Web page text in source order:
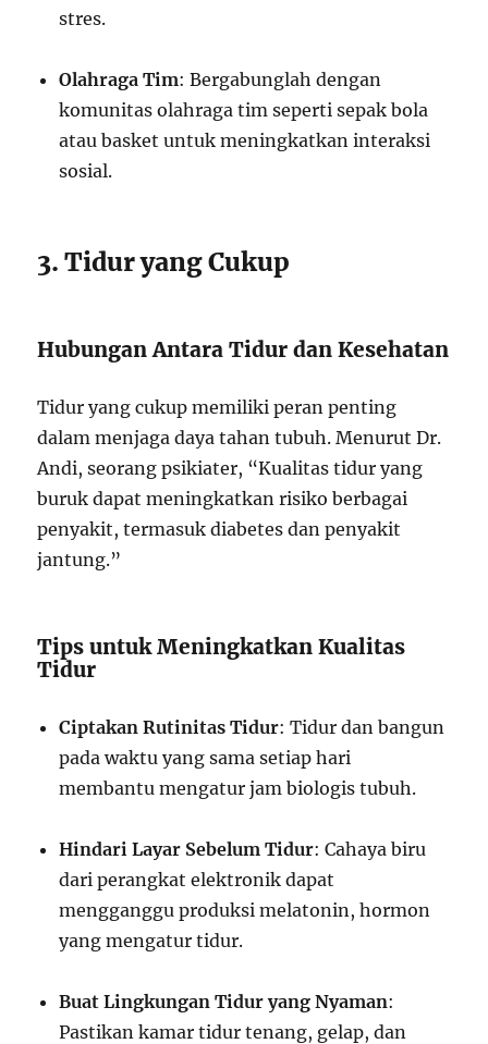
stres.
Olahraga Tim: Bergabunglah dengan
komunitas olahraga tim seperti sepak bola
atau basket untuk meningkatkan interaksi
sosial.
3. Tidur yang Cukup
Hubungan Antara Tidur dan Kesehatan
Tidur yang cukup memiliki peran penting
dalam menjaga daya tahan tubuh. Menurut Dr.
Andi, seorang psikiater, “Kualitas tidur yang
buruk dapat meningkatkan risiko berbagai
penyakit, termasuk diabetes dan penyakit
jantung.”
Tips untuk Meningkatkan Kualitas
Tidur
Ciptakan Rutinitas Tidur: Tidur dan bangun
pada waktu yang sama setiap hari
membantu mengatur jam biologis tubuh.
Hindari Layar Sebelum Tidur: Cahaya biru
dari perangkat elektronik dapat
mengganggu produksi melatonin, hormon
yang mengatur tidur.
Buat Lingkungan Tidur yang Nyaman:
Pastikan kamar tidur tenang, gelap, dan